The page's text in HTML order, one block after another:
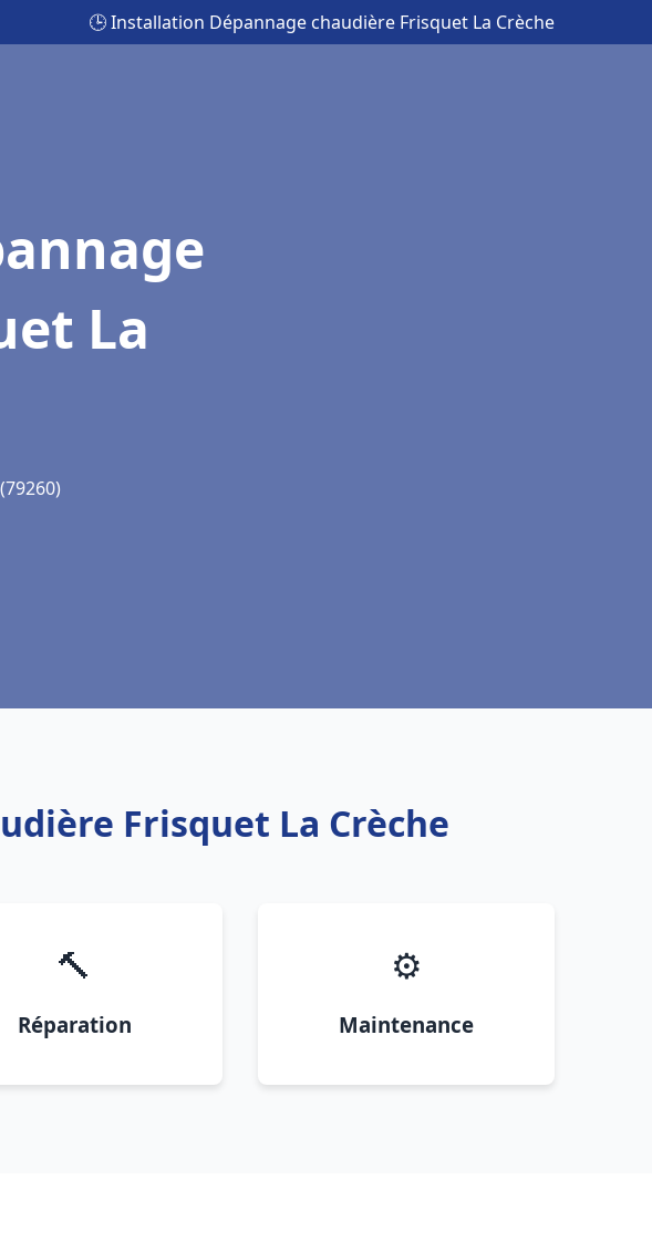
🕒 Installation Dépannage chaudière Frisquet La Crèche
La
Frisquet La Crèche
🔨
Réparation
⚙️
Maintenance